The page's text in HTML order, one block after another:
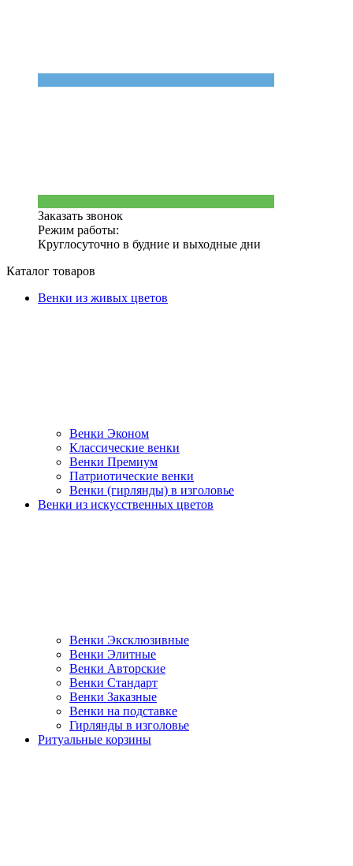
Заказать звонок
Режим работы:
Круглосуточно в будние и выходные дни
Каталог товаров
Венки из живых цветов
Венки Эконом
Классические венки
Венки Премиум
Патриотические венки
Венки (гирлянды) в изголовье
Венки из искусственных цветов
Венки Эксклюзивные
Венки Элитные
Венки Авторские
Венки Стандарт
Венки Заказные
Венки на подставке
Гирлянды в изголовье
Ритуальные корзины